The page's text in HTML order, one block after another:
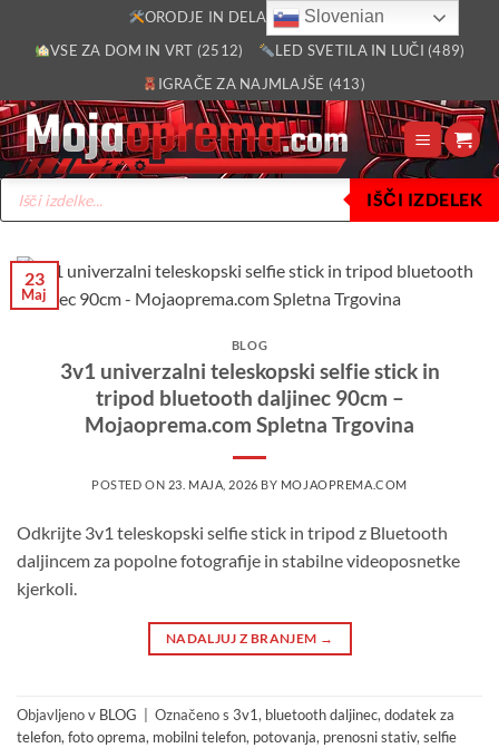
ORODJE IN DELAVNICA (2805)
VSE ZA DOM IN VRT (2512)
LED SVETILA IN LUČI (489)
IGRAČE ZA NAJMLAJŠE (413)
Products
search
IŠČI IZDELEK
23
Maj
BLOG
3v1 univerzalni teleskopski selfie stick in
tripod bluetooth daljinec 90cm –
Mojaoprema.com Spletna Trgovina
POSTED ON 23. MAJA, 2026 BY MOJAOPREMA.COM
Odkrijte 3v1 teleskopski selfie stick in tripod z Bluetooth
daljincem za popolne fotografije in stabilne videoposnetke
kjerkoli.
NADALJUJ Z BRANJEM →
Objavljeno v BLOG Označeno s 3v1, bluetooth daljinec, dodatek za
telefon, foto oprema, mobilni telefon, potovanja, prenosni stativ, selfie
Slovenian